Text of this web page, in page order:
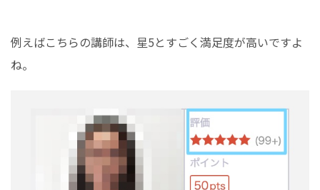
例えばこちらの講師は、星5とすごく満足度が高いですよ
ね。